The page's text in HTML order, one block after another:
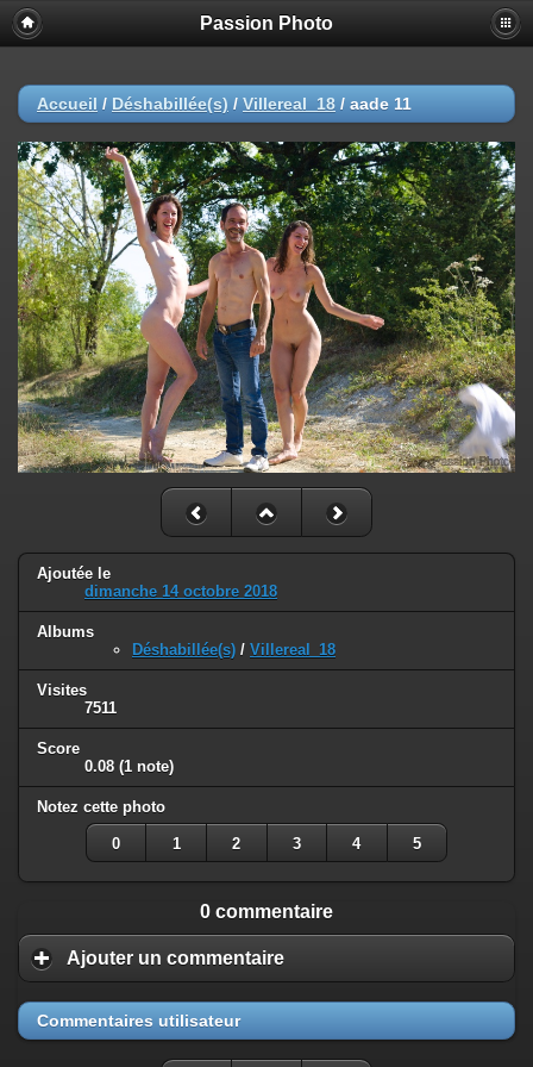
Passion Photo
Accueil / Déshabillée(s) / Villereal_18 / aade 11
Ajoutée le
dimanche 14 octobre 2018
Albums
Déshabillée(s) / Villereal_18
Visites
7511
Score
0.08 (1 note)
Notez cette photo
0 1 2 3 4 5
0 commentaire
Ajouter un commentaire
Commentaires utilisateur